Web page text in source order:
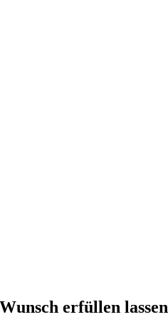
Wunsch erfüllen lassen